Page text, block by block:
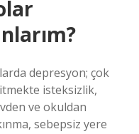
depresyon; çok
isteksizlik,
ve okuldan
sebepsiz yere